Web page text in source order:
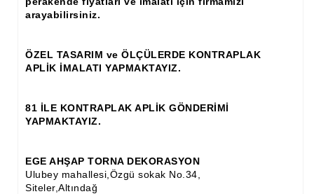
Ahşap Seperatör
Ahşap Sütun
Ayons Baskılı Ahşap Çıta Modelleri
Cibinlik
Cnc Ürün Çeşitleri
arayabilirsiniz.
ÖZEL TASARIM ve ÖLÇÜLERDE KONTRAPLAK
APLİK İMALATI YAPMAKTAYIZ.
81 İLE KONTRAPLAK APLİK GÖNDERİMİ
YAPMAKTAYIZ.
EGE AHŞAP TORNA DEKORASYON
Ulubey mahallesi,Özgü sokak No.34,
Siteler,Altındağ